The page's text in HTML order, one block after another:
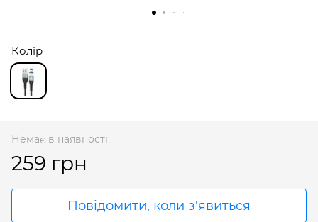
Колір
Немає в наявності
259 грн
Повідомити, коли з'явиться